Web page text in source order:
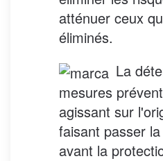
atténuer ceux
éliminés.
La
mesures
agissant sur
faisant passer
avant la